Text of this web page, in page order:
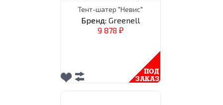
Тент-шатер "Невис"
Бренд: Greenell
9 878 ₽